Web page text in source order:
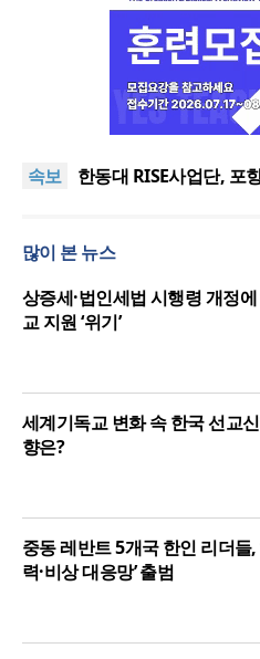
속보
느헤미야 연합기도회, ‘
여”
한동대 RISE사업단, 포
느헤미야 연합기도회, ‘
세기총 “자유를 지키
여”
많이 본 뉴스
상증세·법인세법 시행령 개정
교 지원 ‘위기’
세계기독교 변화 속 한국 선교
향은?
중동 레반트 5개국 한인 리더들,
력·비상 대응망’ 출범